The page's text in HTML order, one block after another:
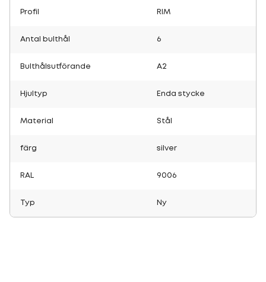
Profil RIM
Antal bulthål 6
Bulthålsutförande A2
Hjultyp Enda stycke
Material Stål
färg silver
RAL 9006
Typ Ny